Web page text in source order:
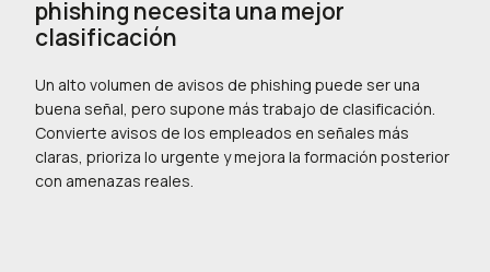
phishing necesita una mejor
clasificación
Un alto volumen de avisos de phishing puede ser una
buena señal, pero supone más trabajo de clasificación.
Convierte avisos de los empleados en señales más
claras, prioriza lo urgente y mejora la formación posterior
con amenazas reales.